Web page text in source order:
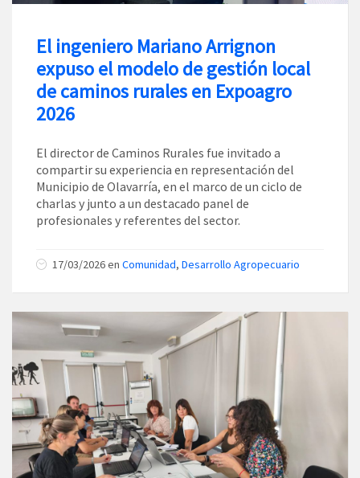
El ingeniero Mariano Arrignon
expuso el modelo de gestión local
de caminos rurales en Expoagro
2026
El director de Caminos Rurales fue invitado a
compartir su experiencia en representación del
Municipio de Olavarría, en el marco de un ciclo de
charlas y junto a un destacado panel de
profesionales y referentes del sector.
17/03/2026en Comunidad, Desarrollo Agropecuario